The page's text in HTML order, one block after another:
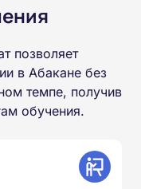
позволяет
в Абакане без
темпе, получив
обучения.